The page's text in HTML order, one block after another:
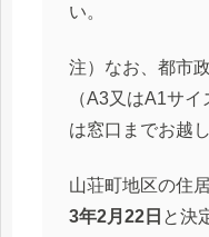
い。
注）なお、都市
（A3又はA1サ
は窓口までお越
山荘町地区の住
3年2月22日 と決